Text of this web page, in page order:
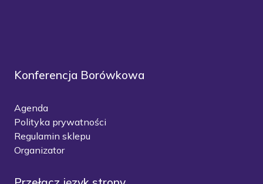
Konferencja Borówkowa
Agenda
Polityka prywatności
Regulamin sklepu
Organizator